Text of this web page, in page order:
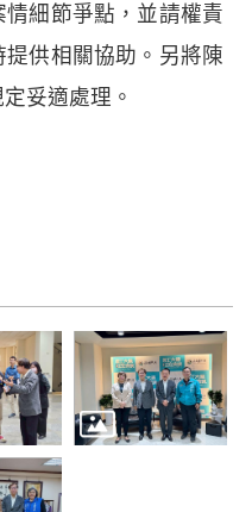
細節爭點，並請權責
供相關協助。另將陳
妥適處理。